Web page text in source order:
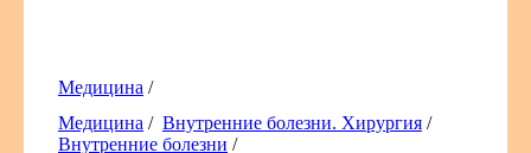
Медицина /
Медицина / Внутренние болезни. Хирургия /
Внутренние болезни /